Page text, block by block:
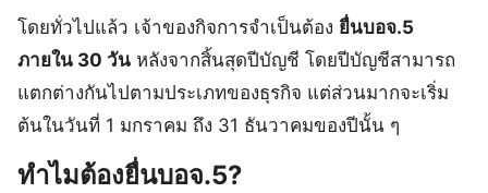
โดยทั่วไปแล้ว เจ้าของกิจการจำเป็นต้อง ยื่นบอจ.5
ภายใน 30 วัน หลังจากสิ้นสุดปีบัญชี โดยปีบัญชีสามารถ
แตกต่างกันไปตามประเภทของธุรกิจ แต่ส่วนมากจะเริ่ม
ต้นในวันที่ 1 มกราคม ถึง 31 ธันวาคมของปีนั้น ๆ
ทำไมต้องยื่นบอจ.5?